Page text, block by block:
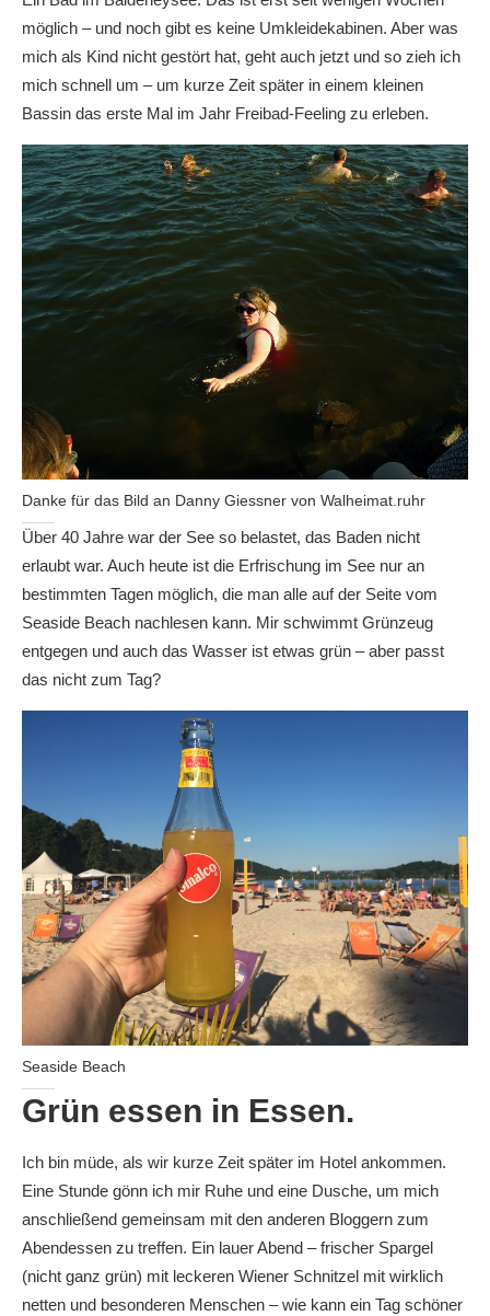
möglich – und noch gibt es keine Umkleidekabinen. Aber was
mich als Kind nicht gestört hat, geht auch jetzt und so zieh ich
mich schnell um – um kurze Zeit später in einem kleinen
Bassin das erste Mal im Jahr Freibad-Feeling zu erleben.
Danke für das Bild an Danny Giessner von Walheimat.ruhr
Über 40 Jahre war der See so belastet, das Baden nicht
erlaubt war. Auch heute ist die Erfrischung im See nur an
bestimmten Tagen möglich, die man alle auf der Seite vom
Seaside Beach nachlesen kann. Mir schwimmt Grünzeug
entgegen und auch das Wasser ist etwas grün – aber passt
das nicht zum Tag?
Seaside Beach
Grün essen in Essen.
Ich bin müde, als wir kurze Zeit später im Hotel ankommen.
Eine Stunde gönn ich mir Ruhe und eine Dusche, um mich
anschließend gemeinsam mit den anderen Bloggern zum
Abendessen zu treffen. Ein lauer Abend – frischer Spargel
(nicht ganz grün) mit leckeren Wiener Schnitzel mit wirklich
netten und besonderen Menschen – wie kann ein Tag schöner